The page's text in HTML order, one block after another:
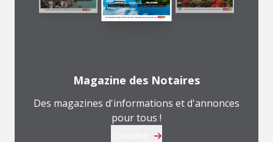
Magazine des Notaires
Des magazines d'informations et d'annonces
pour tous !